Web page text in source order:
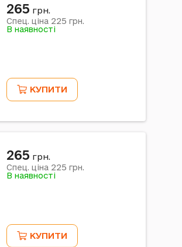
265 грн.
Спец. ціна 225 грн.
В наявності
КУПИТИ
265 грн.
Спец. ціна 225 грн.
В наявності
КУПИТИ